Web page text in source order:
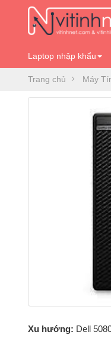
Laptop nhập khẩu
Trang chủ Máy
Xu hướng: Dell